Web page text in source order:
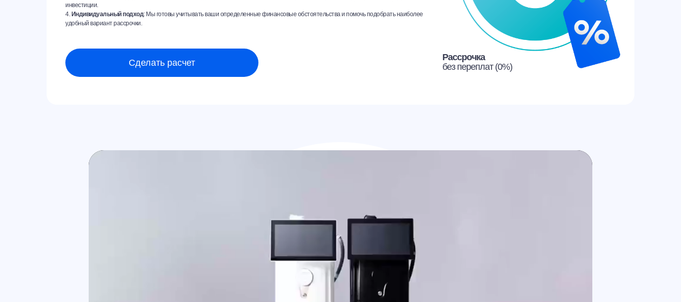
Сделать расчет
инвестиции.
4. Индивидуальный подход: Мы готовы учитывать ваши определенные финансовые обстоятельства и помочь подобрать наиболее
удобный вариант рассрочки.
Рассрочка
без переплат (0%)